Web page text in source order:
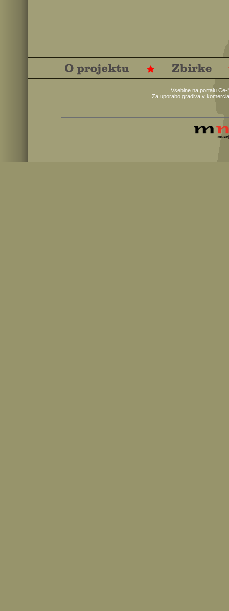
Vsebine na portalu
Za uporabo gradiva v